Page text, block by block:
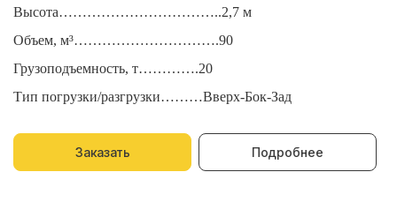
Высота……………………………..2,7 м
Объем, м³………………………….90
Грузоподъемность, т………….20
Тип погрузки/разгрузки………Вверх-Бок-Зад
Заказать Подробнее